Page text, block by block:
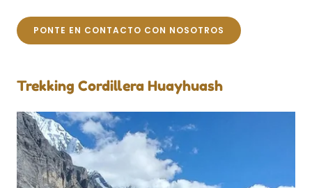
PONTE EN CONTACTO CON NOSOTROS
Trekking Cordillera Huayhuash